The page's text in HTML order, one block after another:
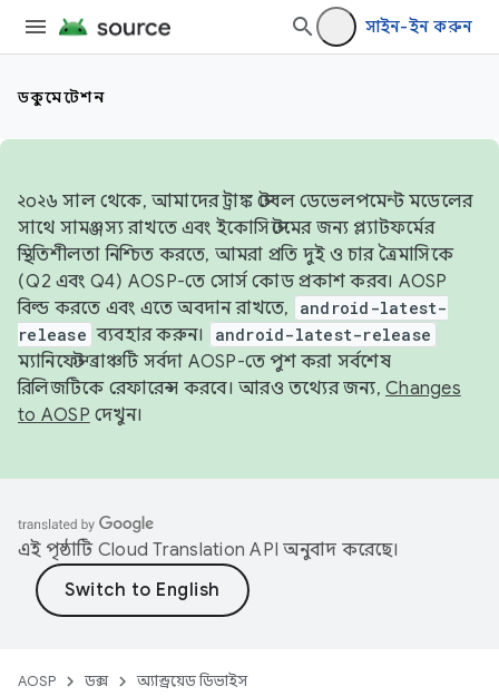
সাইন-ইন করুন
ডকুমেন্টেশন
২০২৬ সাল থেকে, আমাদের ট্রাঙ্ক স্টেবল ডেভেলপমেন্ট মডেলের
সাথে সামঞ্জস্য রাখতে এবং ইকোসিস্টেমের জন্য প্ল্যাটফর্মের
স্থিতিশীলতা নিশ্চিত করতে, আমরা প্রতি দুই ও চার ত্রৈমাসিকে
(Q2 এবং Q4) AOSP-তে সোর্স কোড প্রকাশ করব। AOSP
বিল্ড করতে এবং এতে অবদান রাখতে,
android-latest-
release ব্যবহার করুন। android-latest-release
ম্যানিফেস্ট ব্রাঞ্চটি সর্বদা AOSP-তে পুশ করা সর্বশেষ
রিলিজটিকে রেফারেন্স করবে। আরও তথ্যের জন্য, Changes
to AOSP দেখুন।
এই পৃষ্ঠাটি Cloud Translation API অনুবাদ করেছে।
AOSP ডক্স অ্যান্ড্রয়েড ডিভাইস